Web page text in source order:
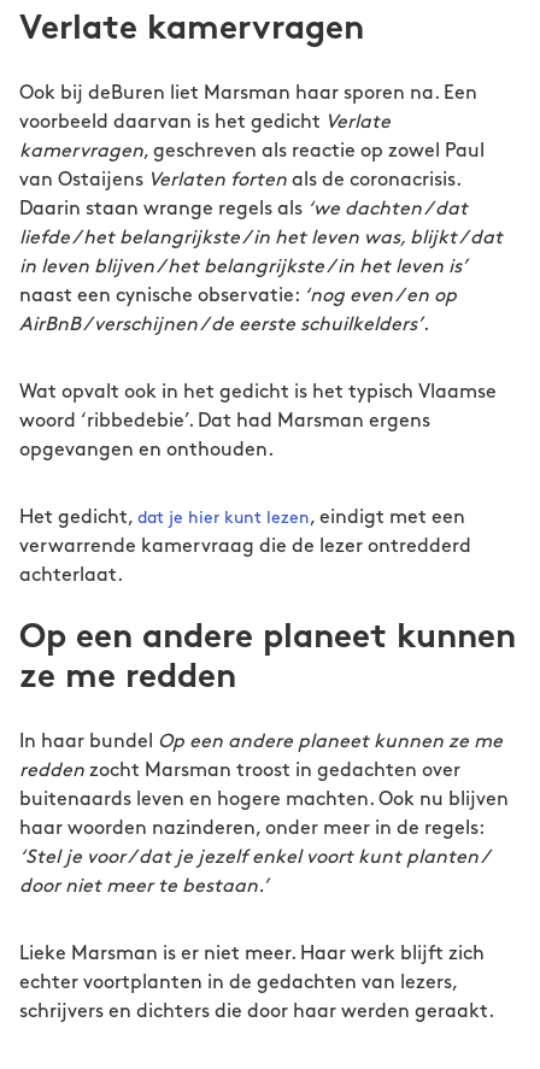
Verlate kamervragen
Ook bij deBuren liet Marsman haar sporen na. Een
voorbeeld daarvan is het gedicht Verlate
kamervragen, geschreven als reactie op zowel Paul
van Ostaijens Verlaten forten als de coronacrisis.
Daarin staan wrange regels als ‘we dachten / dat
liefde / het belangrijkste / in het leven was, blijkt / dat
in leven blijven / het belangrijkste / in het leven is’
naast een cynische observatie: ‘nog even / en op
AirBnB / verschijnen / de eerste schuilkelders’.
Wat opvalt ook in het gedicht is het typisch Vlaamse
woord ‘ribbedebie’. Dat had Marsman ergens
opgevangen en onthouden.
Het gedicht, dat je hier kunt lezen, eindigt met een
verwarrende kamervraag die de lezer ontredderd
achterlaat.
Op een andere planeet kunnen
ze me redden
In haar bundel Op een andere planeet kunnen ze me
redden zocht Marsman troost in gedachten over
buitenaards leven en hogere machten. Ook nu blijven
haar woorden nazinderen, onder meer in de regels:
‘Stel je voor / dat je jezelf enkel voort kunt planten /
door niet meer te bestaan.’
Lieke Marsman is er niet meer. Haar werk blijft zich
echter voortplanten in de gedachten van lezers,
schrijvers en dichters die door haar werden geraakt.